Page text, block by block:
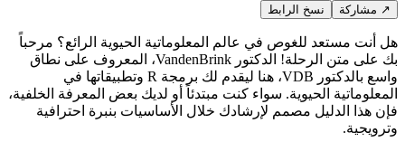
↗ مشاركة نسخ الرابط
هل أنت مستعد للغوص في عالم المعلوماتية الحيوية الرائع؟ مرحباً
بك على متن الرحلة! الدكتور VandenBrink، المعروف على نطاق
واسع بالدكتور VDB، هنا ليقدم لك برمجة R وتطبيقاتها في
المعلوماتية الحيوية. سواء كنت مبتدئاً أو لديك بعض المعرفة الخلفية،
فإن هذا الدليل مصمم لإرشادك خلال الأساسيات بنبرة احترافية
وترويجية.